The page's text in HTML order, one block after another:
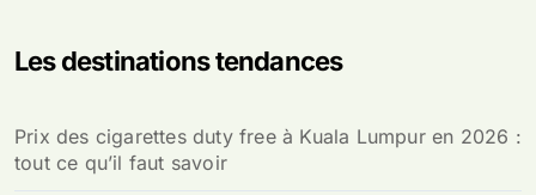
Les destinations tendances
Prix des cigarettes duty free à Kuala Lumpur en 2026 :
tout ce qu’il faut savoir